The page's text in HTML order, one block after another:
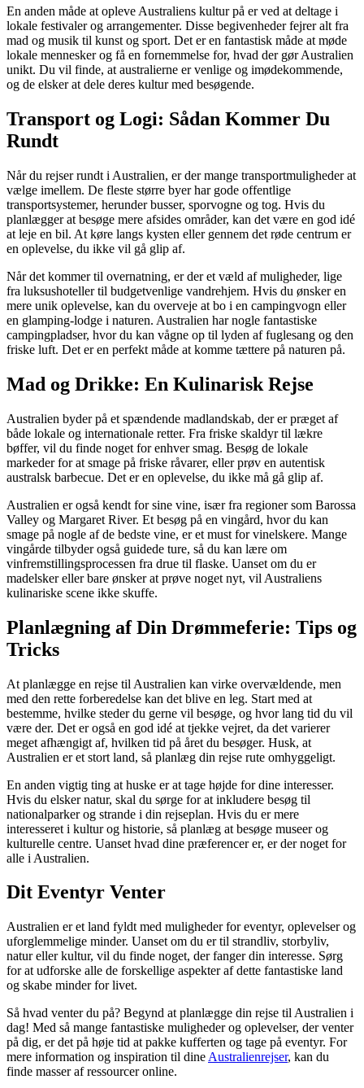
En anden måde at opleve Australiens kultur på er ved at deltage i
lokale festivaler og arrangementer. Disse begivenheder fejrer alt fra
mad og musik til kunst og sport. Det er en fantastisk måde at møde
lokale mennesker og få en fornemmelse for, hvad der gør Australien
unikt. Du vil finde, at australierne er venlige og imødekommende,
og de elsker at dele deres kultur med besøgende.
Transport og Logi: Sådan Kommer Du
Rundt
Når du rejser rundt i Australien, er der mange transportmuligheder at
vælge imellem. De fleste større byer har gode offentlige
transportsystemer, herunder busser, sporvogne og tog. Hvis du
planlægger at besøge mere afsides områder, kan det være en god idé
at leje en bil. At køre langs kysten eller gennem det røde centrum er
en oplevelse, du ikke vil gå glip af.
Når det kommer til overnatning, er der et væld af muligheder, lige
fra luksushoteller til budgetvenlige vandrehjem. Hvis du ønsker en
mere unik oplevelse, kan du overveje at bo i en campingvogn eller
en glamping-lodge i naturen. Australien har nogle fantastiske
campingpladser, hvor du kan vågne op til lyden af fuglesang og den
friske luft. Det er en perfekt måde at komme tættere på naturen på.
Mad og Drikke: En Kulinarisk Rejse
Australien byder på et spændende madlandskab, der er præget af
både lokale og internationale retter. Fra friske skaldyr til lækre
bøffer, vil du finde noget for enhver smag. Besøg de lokale
markeder for at smage på friske råvarer, eller prøv en autentisk
australsk barbecue. Det er en oplevelse, du ikke må gå glip af.
Australien er også kendt for sine vine, især fra regioner som Barossa
Valley og Margaret River. Et besøg på en vingård, hvor du kan
smage på nogle af de bedste vine, er et must for vinelskere. Mange
vingårde tilbyder også guidede ture, så du kan lære om
vinfremstillingsprocessen fra drue til flaske. Uanset om du er
madelsker eller bare ønsker at prøve noget nyt, vil Australiens
kulinariske scene ikke skuffe.
Planlægning af Din Drømmeferie: Tips og
Tricks
At planlægge en rejse til Australien kan virke overvældende, men
med den rette forberedelse kan det blive en leg. Start med at
bestemme, hvilke steder du gerne vil besøge, og hvor lang tid du vil
være der. Det er også en god idé at tjekke vejret, da det varierer
meget afhængigt af, hvilken tid på året du besøger. Husk, at
Australien er et stort land, så planlæg din rejse rute omhyggeligt.
En anden vigtig ting at huske er at tage højde for dine interesser.
Hvis du elsker natur, skal du sørge for at inkludere besøg til
nationalparker og strande i din rejseplan. Hvis du er mere
interesseret i kultur og historie, så planlæg at besøge museer og
kulturelle centre. Uanset hvad dine præferencer er, er der noget for
alle i Australien.
Dit Eventyr Venter
Australien er et land fyldt med muligheder for eventyr, oplevelser og
uforglemmelige minder. Uanset om du er til strandliv, storbyliv,
natur eller kultur, vil du finde noget, der fanger din interesse. Sørg
for at udforske alle de forskellige aspekter af dette fantastiske land
og skabe minder for livet.
Så hvad venter du på? Begynd at planlægge din rejse til Australien i
dag! Med så mange fantastiske muligheder og oplevelser, der venter
på dig, er det på høje tid at pakke kufferten og tage på eventyr. For
mere information og inspiration til dine Australienrejser, kan du
finde masser af ressourcer online.